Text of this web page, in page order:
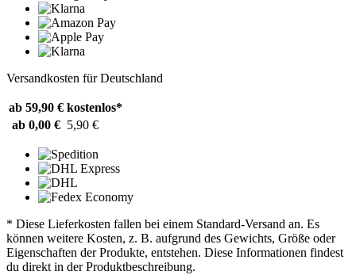
Versandkosten für Deutschland
ab 59,90 € kostenlos*
ab 0,00 € 5,90 €
* Diese Lieferkosten fallen bei einem Standard-Versand an. Es
können weitere Kosten, z. B. aufgrund des Gewichts, Größe oder
Eigenschaften der Produkte, entstehen. Diese Informationen findest
du direkt in der Produktbeschreibung.